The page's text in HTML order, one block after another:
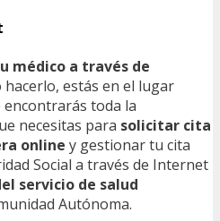
médico a través de
hacerlo, estás en el lugar
encontrarás toda la
necesitas para solicitar cita
online y gestionar tu cita
Social a través de Internet
servicio de salud
Autónoma.